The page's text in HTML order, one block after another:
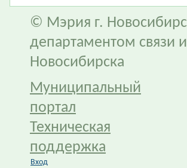
© Мэрия г.
департаментом связи
Новосибирска
Муниципальный
портал
Техническая
поддержка
Вход